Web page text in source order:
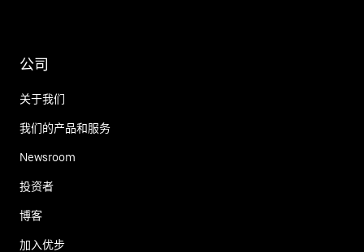
公司
关于我们
我们的产品和服务
Newsroom
投资者
博客
加入优步